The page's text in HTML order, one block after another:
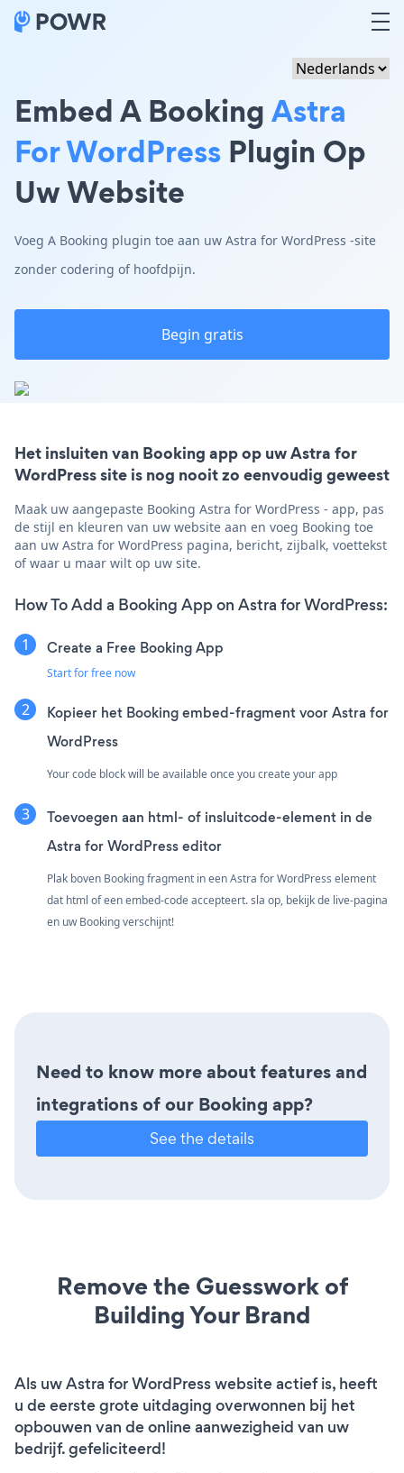
Embed A BookingAstra
For WordPress Plugin Op
Uw Website
Voeg A Booking plugin toe aan uw Astra for WordPress -site
zonder codering of hoofdpijn.
Begin gratis
Het insluiten van Booking app op uw Astra for
WordPress site is nog nooit zo eenvoudig geweest
Maak uw aangepaste Booking Astra for WordPress - app, pas
de stijl en kleuren van uw website aan en voeg Booking toe
aan uw Astra for WordPress pagina, bericht, zijbalk, voettekst
of waar u maar wilt op uw site.
How To Add a Booking App on Astra for WordPress:
Create a Free Booking App
Start for free now
Kopieer het Booking embed-fragment voor Astra for
WordPress
Your code block will be available once you create your app
Toevoegen aan html- of insluitcode-element in de
Astra for WordPress editor
Plak boven Booking fragment in een Astra for WordPress element
dat html of een embed-code accepteert. sla op, bekijk de live-pagina
en uw Booking verschijnt!
Need to know more about features and
integrations of our Booking app?
See the details
Remove the Guesswork of
Building Your Brand
Als uw Astra for WordPress website actief is, heeft
u de eerste grote uitdaging overwonnen bij het
opbouwen van de online aanwezigheid van uw
bedrijf. gefeliciteerd!